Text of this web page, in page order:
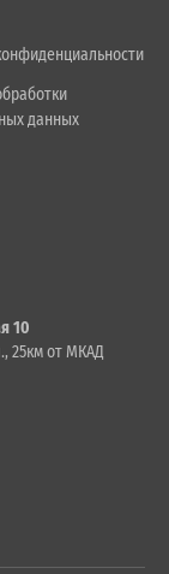
данных
10
25км от МКАД